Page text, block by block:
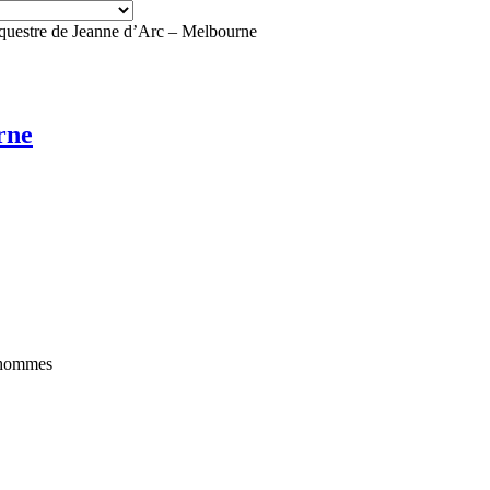
de Jeanne d’Arc – Melbourne